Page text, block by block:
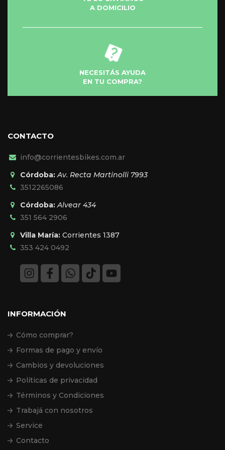
A DOMICILIO
NECESITÁS AYUDA
EN TU COMPRA?
CONTACTO
info@corrientesbikes.com.ar
Córdoba:Av. Recta Martinolli 7993
3512265086
Córdoba:Alvear 434
351 564 2906
Villa María: Corrientes 1387
353 424 0492
INFORMACIÓN
Cómo comprar?
Formas de pago y envío
Cambios y devoluciones
Políticas de privacidad
Términos y Condiciones
Trabajá con nosotros
Service
Contacto